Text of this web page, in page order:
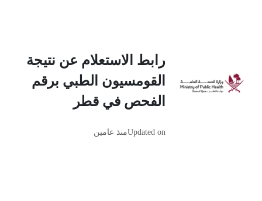
رابط الاستعلام عن نتيجة
القومسيون الطبي برقم
الفحص في قطر
Updated onمنذ عامين